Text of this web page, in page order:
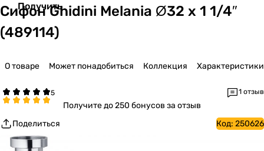
Получить
Сифон Ghidini Melania Ø32 х 1 1/4″
(489114)
О товаре Может понадобиться Коллекция Характеристики
1 отзыв
Получитедо 250 бонусов за отзыв
Поделиться
Код: 250626